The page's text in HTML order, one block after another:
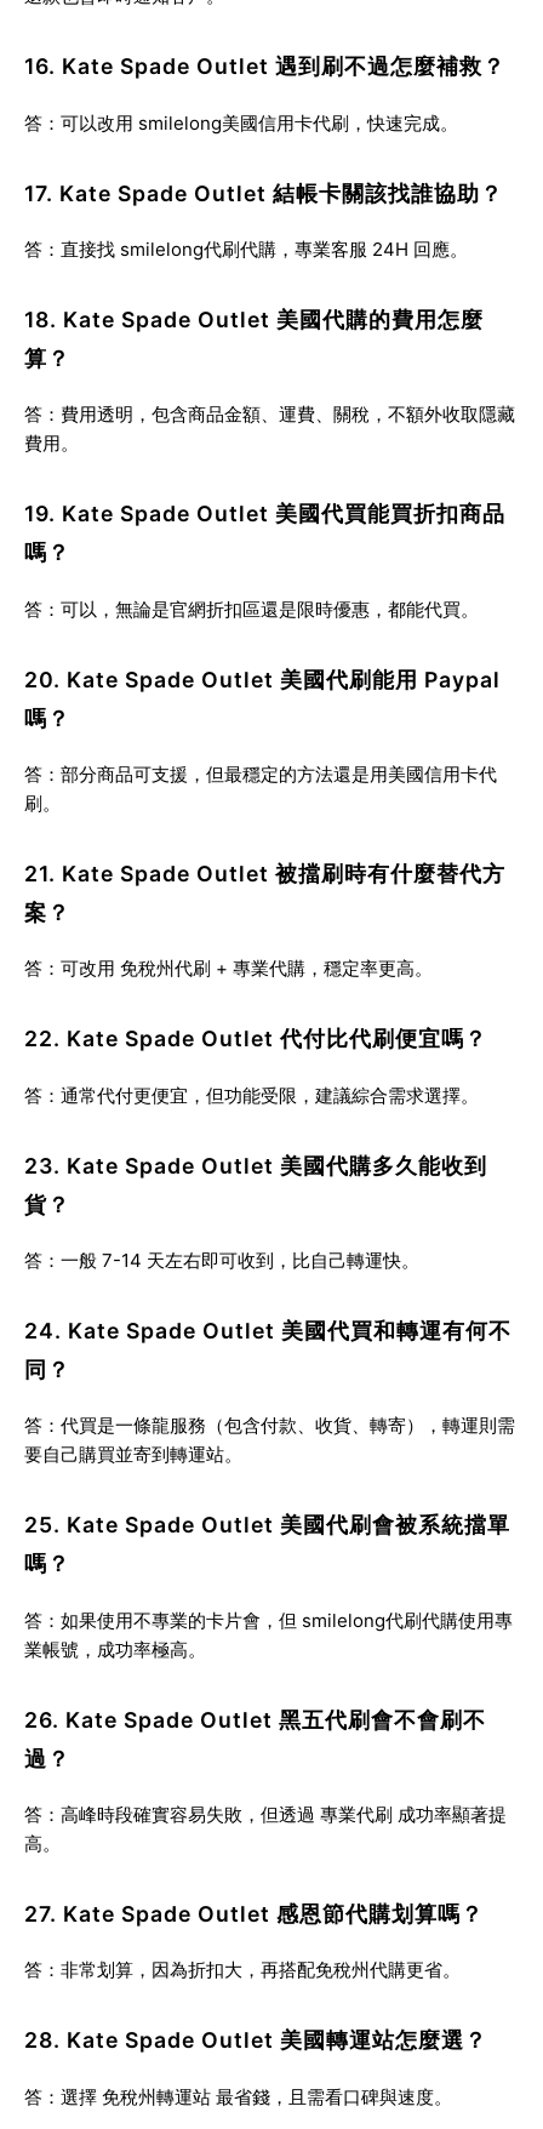
16. Kate Spade Outlet 遇到刷不過怎麼補救？
答：可以改用 smilelong美國信用卡代刷 ，快速完成。
17. Kate Spade Outlet 結帳卡關該找誰協助？
答：直接找 smilelong代刷代購 ，專業客服 24H 回應。
18. Kate Spade Outlet 美國代購的費用怎麼
算？
答：費用透明，包含商品金額、運費、關稅，不額外收取隱藏
費用。
19. Kate Spade Outlet 美國代買能買折扣商品
嗎？
答：可以，無論是官網折扣區還是限時優惠，都能代買。
20. Kate Spade Outlet 美國代刷能用 Paypal
嗎？
答：部分商品可支援，但最穩定的方法還是用美國信用卡代
刷。
21. Kate Spade Outlet 被擋刷時有什麼替代方
案？
答：可改用 免稅州代刷 + 專業代購 ，穩定率更高。
22. Kate Spade Outlet 代付比代刷便宜嗎？
答：通常代付更便宜，但功能受限，建議綜合需求選擇。
23. Kate Spade Outlet 美國代購多久能收到
貨？
答：一般 7-14 天左右即可收到，比自己轉運快。
24. Kate Spade Outlet 美國代買和轉運有何不
同？
答：代買是一條龍服務（包含付款、收貨、轉寄），轉運則需
要自己購買並寄到轉運站。
25. Kate Spade Outlet 美國代刷會被系統擋單
嗎？
答：如果使用不專業的卡片會，但 smilelong代刷代購使用專
業帳號 ，成功率極高。
26. Kate Spade Outlet 黑五代刷會不會刷不
過？
答：高峰時段確實容易失敗，但透過 專業代刷 成功率顯著提
高。
27. Kate Spade Outlet 感恩節代購划算嗎？
答：非常划算，因為折扣大，再搭配免稅州代購更省。
28. Kate Spade Outlet 美國轉運站怎麼選？
答：選擇 免稅州轉運站 最省錢，且需看口碑與速度。